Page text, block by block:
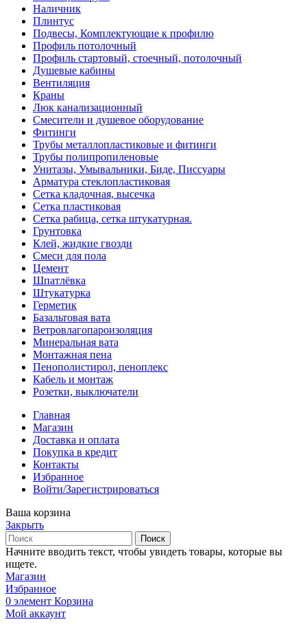
Наличник
Плинтус
Подвесы, Комплектующие к профилю
Профиль потолочный
Профиль стартовый, стоечный, потолочный
Душевые кабины
Вентиляция
Краны
Люк канализационный
Смесители и душевое оборудование
Фитинги
Трубы металлопластиковые и фитинги
Трубы полипропиленовые
Унитазы, Умывальники, Биде, Писсуары
Арматура стеклопластиковая
Сетка кладочная, высечка
Сетка пластиковая
Сетка рабица, сетка штукатурная.
Грунтовка
Клей, жидкие гвозди
Смеси для пола
Цемент
Шпатлёвка
Штукатурка
Герметик
Базальтовая вата
Ветровлагопароизоляция
Минеральная вата
Монтажная пена
Пенополистирол, пеноплекс
Кабель и монтаж
Розетки, выключатели
Главная
Магазин
Доставка и оплата
Покупка в кредит
Контакты
Избранное
Войти/Зарегистрироваться
Ваша корзина
Закрыть
Поиск
Начните вводить текст, чтобы увидеть товары, которые вы
ищете.
Магазин
Избранное
0 элемент Корзина
Мой аккаунт